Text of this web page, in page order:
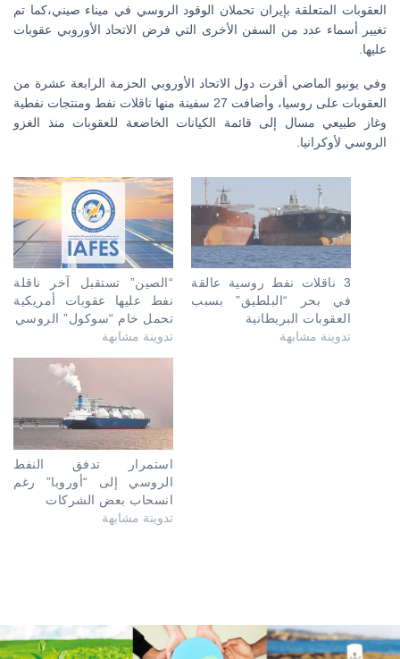
العقوبات المتعلقة بإيران تحملان الوقود الروسي في ميناء صيني،كما تم
تغيير أسماء عدد من السفن الأخرى التي فرض الاتحاد الأوروبي عقوبات
عليها.
وفي يونيو الماضي أقرت دول الاتحاد الأوروبي الحزمة الرابعة عشرة من
العقوبات على روسيا، وأضافت 27 سفينة منها ناقلات نفط ومنتجات نفطية
وغاز طبيعي مسال إلى قائمة الكيانات الخاضعة للعقوبات منذ الغزو
الروسي لأوكرانيا.
“الصين” تستقبل آخر ناقلة
نفط عليها عقوبات أمريكية
تحمل خام “سوكول” الروسي
تدوينة مشابهة
3 ناقلات نفط روسية عالقة
في بحر “البلطيق” بسبب
العقوبات البريطانية
تدوينة مشابهة
استمرار تدفق النفط
الروسي إلى “أوروبا” رغم
انسحاب بعض الشركات
تدوينة مشابهة